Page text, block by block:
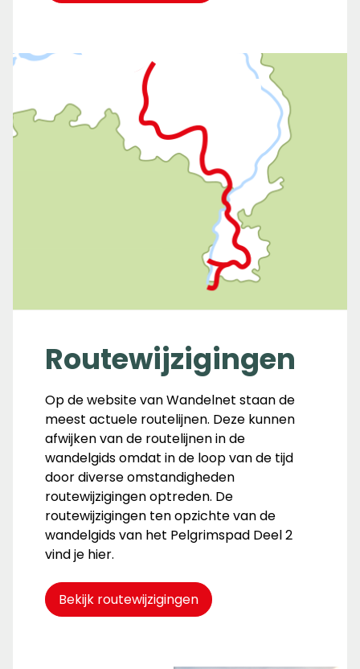
Routewijzigingen
Op de website van Wandelnet staan de
meest actuele routelijnen. Deze kunnen
afwijken van de routelijnen in de
wandelgids omdat in de loop van de tijd
door diverse omstandigheden
routewijzigingen optreden. De
routewijzigingen ten opzichte van de
wandelgids van het Pelgrimspad Deel 2
vind je hier.
Bekijk routewijzigingen